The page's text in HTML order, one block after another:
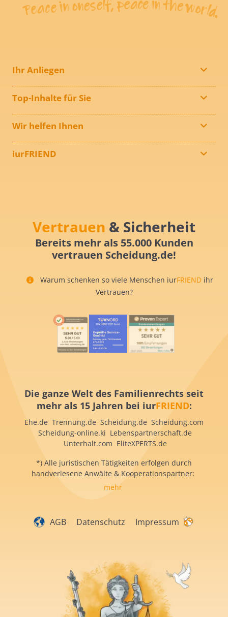
Ihr Anliegen
Top-Inhalte für Sie
Wir helfen Ihnen
iurFRIEND
Vertrauen & Sicherheit
Bereits mehr als 55.000 Kunden
vertrauen Scheidung.de!
Warum schenken so viele Menschen iurFRIEND ihr
Vertrauen?
Die ganze Welt des Familienrechts seit
mehr als 15 Jahren bei iurFRIEND:
Ehe.de Trennung.de Scheidung.de Scheidung.com
Scheidung-online.ki Lebenspartnerschaft.de
Unterhalt.com EliteXPERTS.de
*) Alle juristischen Tätigkeiten erfolgen durch
handverlesene Anwälte & Kooperationspartner:
mehr
AGB Datenschutz Impressum